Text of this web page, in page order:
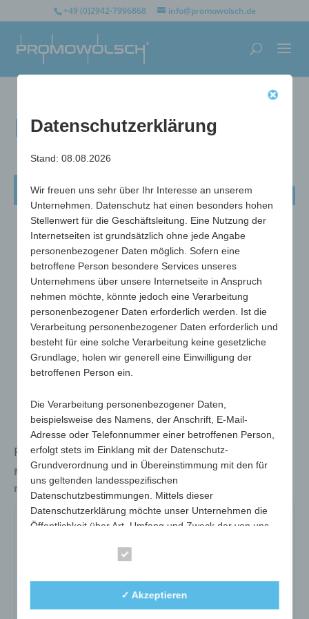
+49 (0)2942-7996868 info@promowolsch.de
Flaschenöffner Easy
Flaschenöffner Easy
Flaschenöffner und Aufdrehhilfe
Maße
125 x 55 x 19mm
max. Werbefläche 55 x 20 mm
666-01-weiß 666-02-gelb 666-05-grün
666-01-weiß
Datenschutzerklärung
Stand: 08.08.2026
Wir freuen uns sehr über Ihr Interesse an unserem
Unternehmen. Datenschutz hat einen besonders hohen
Stellenwert für die Geschäftsleitung. Eine Nutzung der
Internetseiten ist grundsätzlich ohne jede Angabe
personenbezogener Daten möglich. Sofern eine
betroffene Person besondere Services unseres
Unternehmens über unsere Internetseite in Anspruch
nehmen möchte, könnte jedoch eine Verarbeitung
personenbezogener Daten erforderlich werden. Ist die
Verarbeitung personenbezogener Daten erforderlich und
besteht für eine solche Verarbeitung keine gesetzliche
Grundlage, holen wir generell eine Einwilligung der
betroffenen Person ein.
Die Verarbeitung personenbezogener Daten,
beispielsweise des Namens, der Anschrift, E-Mail-
Adresse oder Telefonnummer einer betroffenen Person,
erfolgt stets im Einklang mit der Datenschutz-
Grundverordnung und in Übereinstimmung mit den für
uns geltenden landesspezifischen
Datenschutzbestimmungen. Mittels dieser
Datenschutzerklärung möchte unser Unternehmen die
Öffentlichkeit über Art, Umfang und Zweck der von uns
personenbezogenen Daten informieren. Ferner werden
✓ Akzeptieren